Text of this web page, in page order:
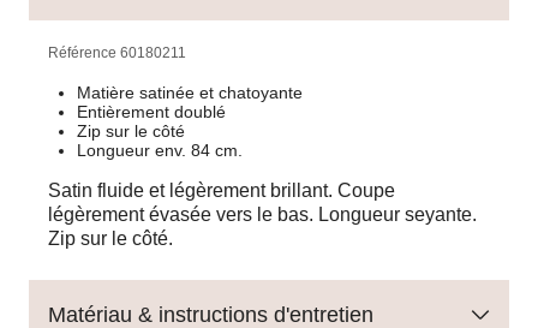
Référence 60180211
Matière satinée et chatoyante
Entièrement doublé
Zip sur le côté
Longueur env. 84 cm.
Satin fluide et légèrement brillant. Coupe
légèrement évasée vers le bas. Longueur seyante.
Zip sur le côté.
Matériau & instructions d'entretien